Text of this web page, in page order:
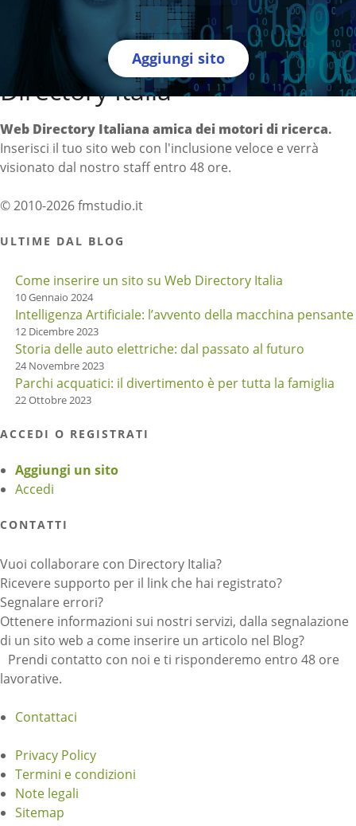
Aggiungi sito
Directory Italia
Web Directory Italiana amica dei motori di ricerca.
Inserisci il tuo sito web con l'inclusione veloce e verrà
visionato dal nostro staff entro 48 ore.
© 2010-2026 fmstudio.it
ULTIME DAL BLOG
Come inserire un sito su Web Directory Italia
10 Gennaio 2024
Intelligenza Artificiale: l’avvento della macchina pensante
12 Dicembre 2023
Storia delle auto elettriche: dal passato al futuro
24 Novembre 2023
Parchi acquatici: il divertimento è per tutta la famiglia
22 Ottobre 2023
ACCEDI O REGISTRATI
Aggiungi un sito
Accedi
CONTATTI
Vuoi collaborare con Directory Italia?
Ricevere supporto per il link che hai registrato?
Segnalare errori?
Ottenere informazioni sui nostri servizi, dalla segnalazione
di un sito web a come inserire un articolo nel Blog?
Prendi contatto con noi e ti risponderemo entro 48 ore
lavorative.
Contattaci
Privacy Policy
Termini e condizioni
Note legali
Sitemap